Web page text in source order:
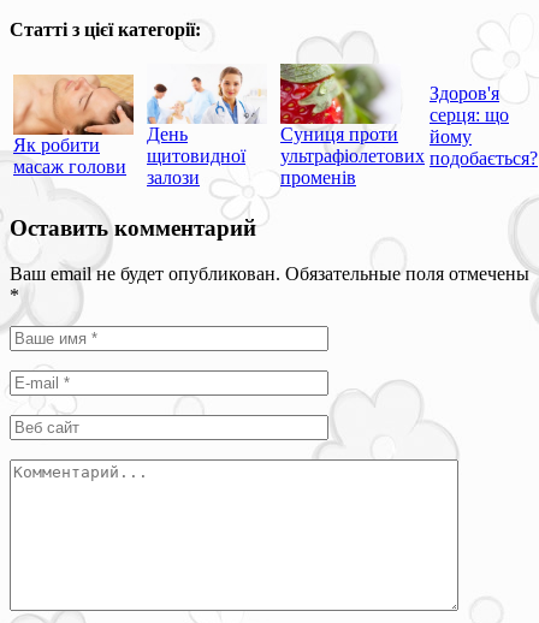
Статті з цієї категорії:
Як робити
масаж голови
День
щитовидної
залози
Суниця проти
ультрафіолетових
променів
Здоров'я
серця: що
йому
подобається?
Оставить комментарий
Ваш email не будет опубликован. Обязательные поля отмечены
*